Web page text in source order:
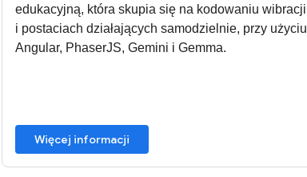
edukacyjną, która skupia się na kodowaniu wibracji
i postaciach działających samodzielnie, przy użyciu
Angular, PhaserJS, Gemini i Gemma.
Więcej informacji